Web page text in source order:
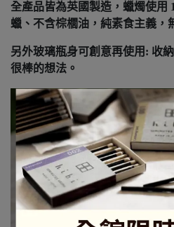
全產品皆為英國製造，蠟燭使用
蠟、不含棕櫚油，純素食主義，
另外玻璃瓶身可創意再使用: 收
很棒的想法。